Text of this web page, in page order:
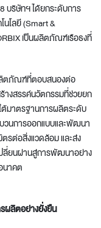
ริษัทฯ ได้ยกระดับการ
นโลยี (Smart &
เป็นผลิตภัณฑ์เรือธงที่
ตภัณฑ์ที่ตอบสนองต่อ
างสรรค์นวัตกรรมที่ช่วยยก
มาตรฐานการผลิตระดับ
วนการออกแบบและพัฒนา
รต่อสิ่งแวดล้อม และส่ง
ลี่ยนผ่านสู่การพัฒนาอย่าง
นาคต
ผลิตอย่างยั่งยืน